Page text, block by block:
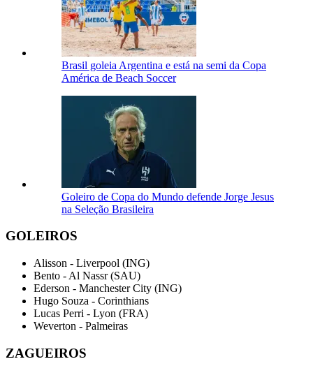
Brasil goleia Argentina e está na semi da Copa
América de Beach Soccer
Goleiro de Copa do Mundo defende Jorge Jesus
na Seleção Brasileira
GOLEIROS
Alisson - Liverpool (ING)
Bento - Al Nassr (SAU)
Ederson - Manchester City (ING)
Hugo Souza - Corinthians
Lucas Perri - Lyon (FRA)
Weverton - Palmeiras
ZAGUEIROS